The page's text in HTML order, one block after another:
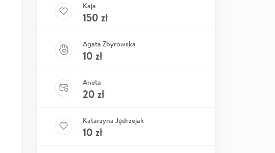
Kaja
150 zł
Agata Zbyrowska
10 zł
Aneta
20 zł
Katarzyna Jędrzejak
10 zł